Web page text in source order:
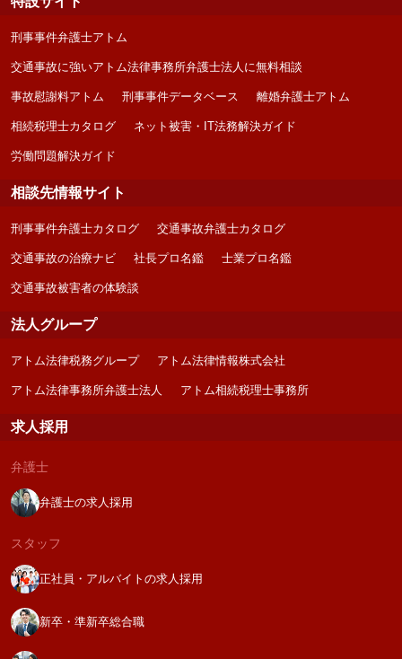
刑事事件弁護士アトム
交通事故に強いアトム法律事務所弁護士法人に無料相談
事故慰謝料アトム 刑事事件データベース 離婚弁護士アトム
相続税理士カタログ ネット被害・IT法務解決ガイド
労働問題解決ガイド
相談先情報サイト
刑事事件弁護士カタログ 交通事故弁護士カタログ
交通事故の治療ナビ 社長プロ名鑑 士業プロ名鑑
交通事故被害者の体験談
法人グループ
アトム法律税務グループ アトム法律情報株式会社
アトム法律事務所弁護士法人 アトム相続税理士事務所
求人採用
弁護士
弁護士の求人採用
スタッフ
正社員・アルバイトの求人採用
新卒・準新卒総合職